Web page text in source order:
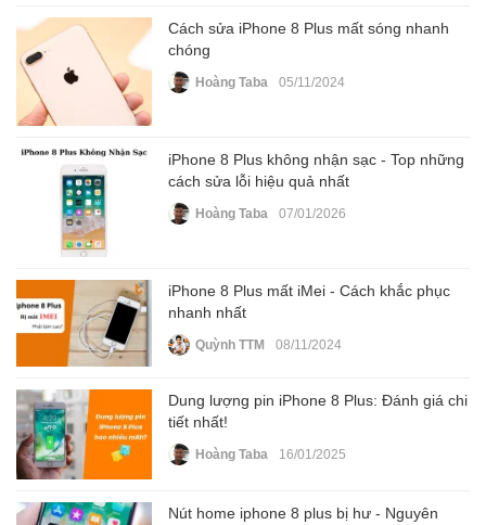
Cách sửa iPhone 8 Plus mất sóng nhanh
chóng
Hoàng Taba 05/11/2024
iPhone 8 Plus không nhận sạc - Top những
cách sửa lỗi hiệu quả nhất
Hoàng Taba 07/01/2026
iPhone 8 Plus mất iMei - Cách khắc phục
nhanh nhất
Quỳnh TTM 08/11/2024
Dung lượng pin iPhone 8 Plus: Đánh giá chi
tiết nhất!
Hoàng Taba 16/01/2025
Nút home iphone 8 plus bị hư - Nguyên